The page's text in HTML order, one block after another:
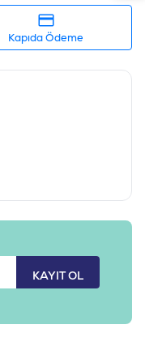
Kapıda Ödeme
KAYIT OL